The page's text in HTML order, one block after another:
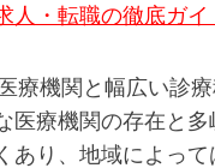
人・転職の徹底ガイ
療機関と幅広い診
医療機関の存在と
あり、地域によっ